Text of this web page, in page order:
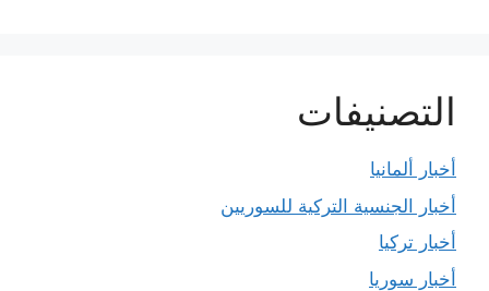
التصنيفات
أخبار ألمانيا
أخبار الجنسية التركية للسوريين
أخبار تركيا
أخبار سوريا